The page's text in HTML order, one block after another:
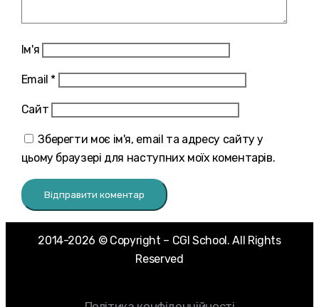
Ім'я
Email *
Сайт
Зберегти моє ім'я, email та адресу сайту у
цьому браузері для наступних моїх коментарів.
2014-2026 © Copyright – CGI School. All Rights
Reserved